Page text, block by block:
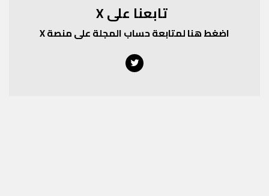
تابعنا على X
اضغط هنا لمتابعة حساب المجلة على منصة X
Twitter